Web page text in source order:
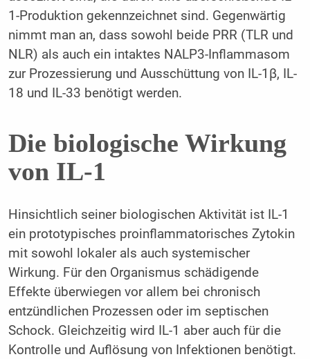
1-Produktion gekennzeichnet sind. Gegenwärtig
nimmt man an, dass sowohl beide PRR (TLR und
NLR) als auch ein intaktes NALP3-Inflammasom
zur Prozessierung und Ausschüttung von IL-1β, IL-
18 und IL-33 benötigt werden.
Die biologische Wirkung
von IL-1
Hinsichtlich seiner biologischen Aktivität ist IL-1
ein prototypisches proinflammatorisches Zytokin
mit sowohl lokaler als auch systemischer
Wirkung. Für den Organismus schädigende
Effekte überwiegen vor allem bei chronisch
entzündlichen Prozessen oder im septischen
Schock. Gleichzeitig wird IL-1 aber auch für die
Kontrolle und Auflösung von Infektionen benötigt.